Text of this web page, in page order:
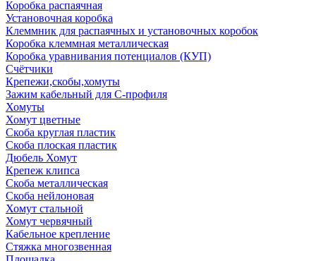
Коробка распаячная
Установочная коробка
Клеммник для распаячных и установочных коробок
Коробка клеммная металлическая
Коробка уравнивания потенциалов (КУП)
Счётчики
Крепежи,скобы,хомуты
Зажим кабельный для С-профиля
Хомуты
Хомут цветные
Скоба круглая пластик
Скоба плоская пластик
Дюбель Хомут
Крепеж клипса
Скоба металлическая
Скоба нейлоновая
Хомут стальной
Хомут червячный
Кабельное крепление
Стяжка многозвенная